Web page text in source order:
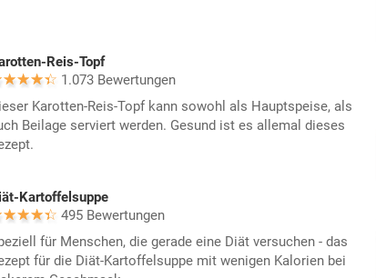
Reis-Topf
1.073 Bewertungen
Karotten-Reis-Topf kann sowohl als Hauptspeise, als
Beilage serviert werden. Gesund ist es allemal dieses
Kartoffelsuppe
495 Bewertungen
für Menschen, die gerade eine Diät versuchen - das
für die Diät-Kartoffelsuppe mit wenigen Kalorien bei